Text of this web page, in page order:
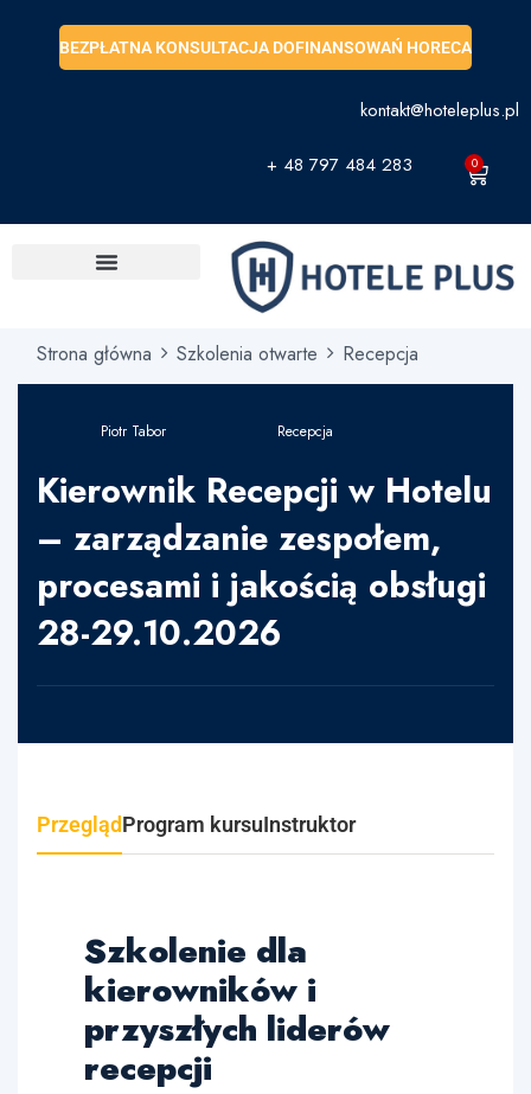
BEZPŁATNA KONSULTACJA DOFINANSOWAŃ HORECA
kontakt@hoteleplus.pl
+ 48 797 484 283 0
Strona główna Szkolenia otwarte Recepcja
Piotr Tabor Recepcja
Kierownik Recepcji w Hotelu
– zarządzanie zespołem,
procesami i jakością obsługi
28-29.10.2026
PrzeglądProgram kursuInstruktor
Szkolenie dla
kierowników i
przyszłych liderów
recepcji